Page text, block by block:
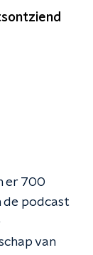
er 700
de podcast
van